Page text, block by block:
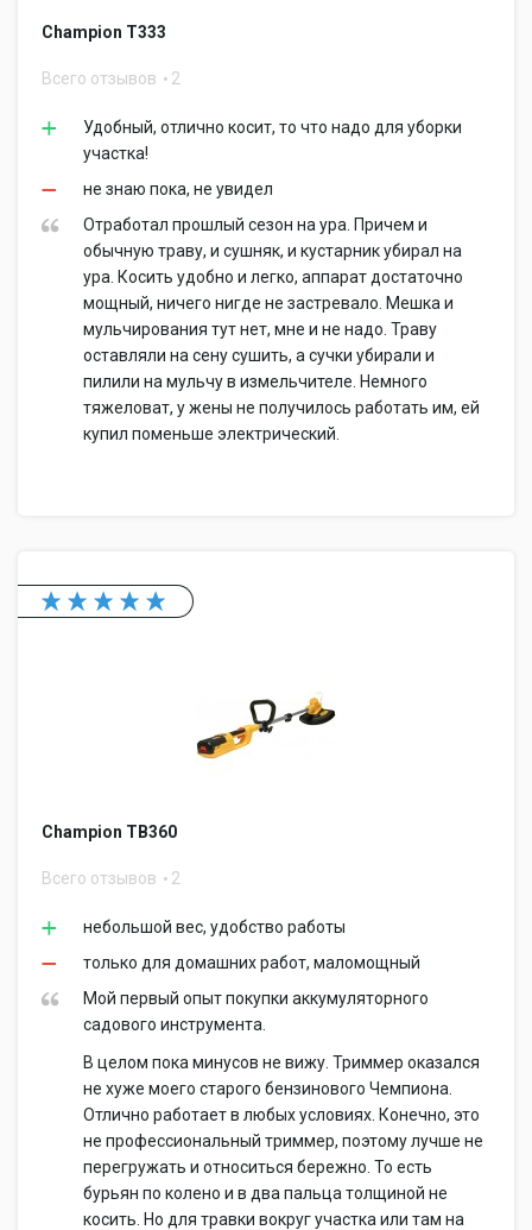
Champion T333
Всего отзывов 2
Удобный, отлично косит, то что надо для уборки
участка!
не знаю пока, не увидел
Отработал прошлый сезон на ура. Причем и
обычную траву, и сушняк, и кустарник убирал на
ура. Косить удобно и легко, аппарат достаточно
мощный, ничего нигде не застревало. Мешка и
мульчирования тут нет, мне и не надо. Траву
оставляли на сену сушить, а сучки убирали и
пилили на мульчу в измельчителе. Немного
тяжеловат, у жены не получилось работать им, ей
купил поменьше электрический.
Champion TB360
Всего отзывов 2
небольшой вес, удобство работы
только для домашних работ, маломощный
Мой первый опыт покупки аккумуляторного
садового инструмента.
В целом пока минусов не вижу. Триммер оказался
не хуже моего старого бензинового Чемпиона.
Отлично работает в любых условиях. Конечно, это
не профессиональный триммер, поэтому лучше не
перегружать и относиться бережно. То есть
бурьян по колено и в два пальца толщиной не
косить. Но для травки вокруг участка или там на